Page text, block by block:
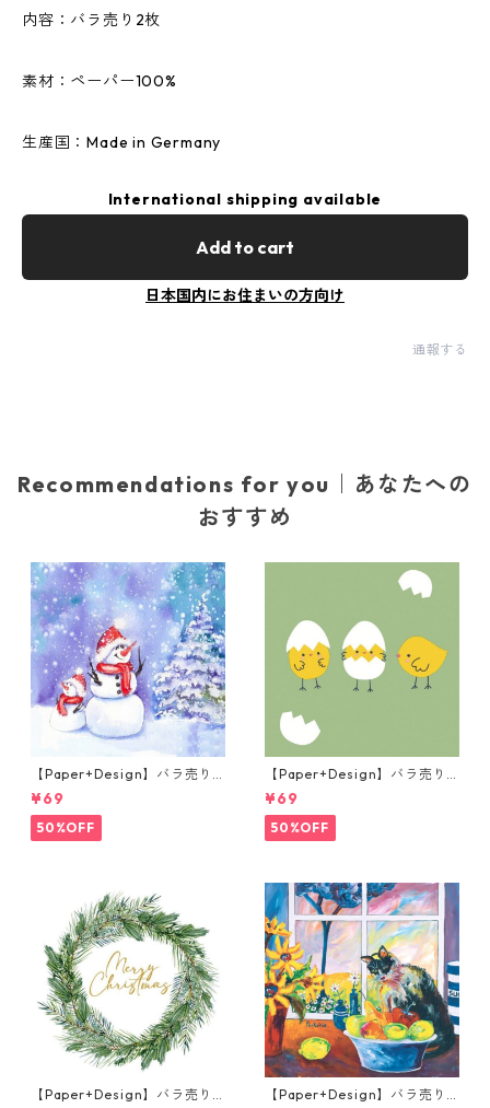
内容：バラ売り2枚
素材：ペーパー100%
生産国：Made in Germany
International shipping available
Add to cart
日本国内にお住まいの方向け
通報する
Recommendations for you｜あなたへの
おすすめ
【Paper+Design】バラ売り2
枚 ランチサイズ ペーパーナプ
キン Frosty friends ブルー
¥69
50%OFF
【Paper+Design】バラ売り2
枚 ランチサイズ ペーパーナプ
キン Joyful Chicks グリーン
¥69
50%OFF
【Paper+Design】バラ売り2
【Paper+Design】バラ売り2